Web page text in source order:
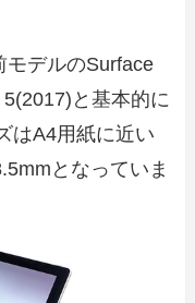
モデルのSurface
と基本的に
はA4用紙に近い
となっていま